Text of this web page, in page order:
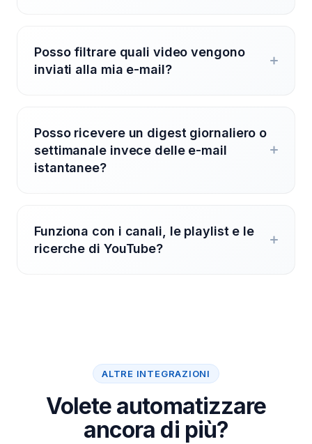
Posso filtrare quali video vengono
inviati alla mia e-mail?
Posso ricevere un digest giornaliero o
settimanale invece delle e-mail
istantanee?
Funziona con i canali, le playlist e le
ricerche di YouTube?
ALTRE INTEGRAZIONI
Volete automatizzare
ancora di più?